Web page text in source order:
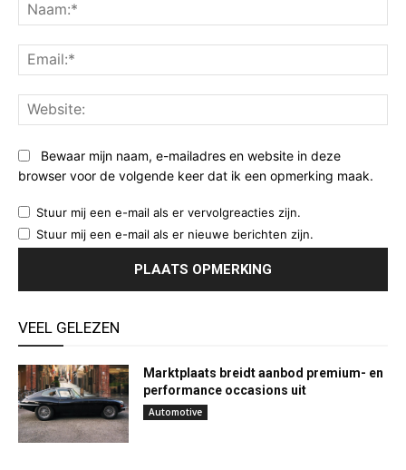
Bewaar mijn naam, e-mailadres en website in deze
browser voor de volgende keer dat ik een opmerking maak.
Stuur mij een e-mail als er vervolgreacties zijn.
Stuur mij een e-mail als er nieuwe berichten zijn.
VEEL GELEZEN
Marktplaats breidt aanbod premium- en
performance occasions uit
Automotive